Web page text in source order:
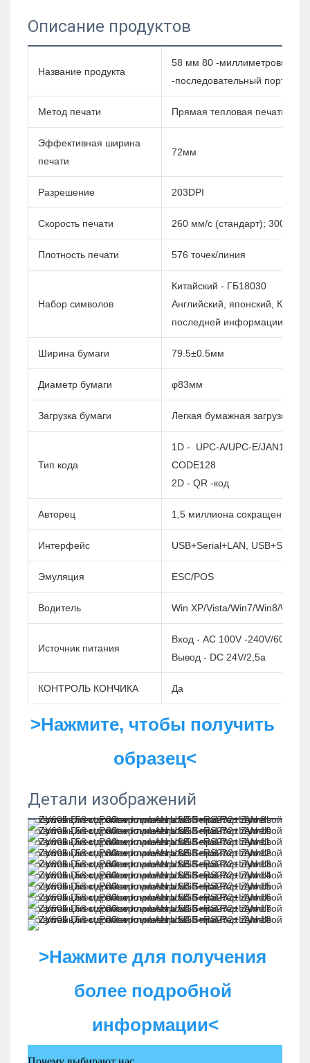
Описание продуктов
Название продукта
58 мм 80 -миллиметровый
-последовательный порт
Метод печати Прямая тепловая печать
Эффективная ширина
печати
72мм
Разрешение 203DPI
Скорость печати 260 мм/с (стандарт); 300 мм/с
Плотность печати 576 точек/линия
Набор символов
Китайский - ГБ18030
Английский, японский, Корея
последней информации)
Ширина бумаги 79.5±0.5мм
Диаметр бумаги φ83мм
Загрузка бумаги Легкая бумажная загрузка
Тип кода
1D - UPC-A/UPC-E/
CODE128
2D - QR -код
Авторец 1,5 миллиона сокращений
Интерфейс USB+Serial+LAN,
Эмуляция ESC/POS
Водитель Win XP/Vista/Win7/Win8/
Источник питания
Вход - AC 100V -240V/60 Гц
Вывод - DC 24V/2,5a
КОНТРОЛЬ КОНЧИКА Да
>Нажмите, чтобы получить
образец<
Детали изображений
>Нажмите для получения
более подробной
информации<